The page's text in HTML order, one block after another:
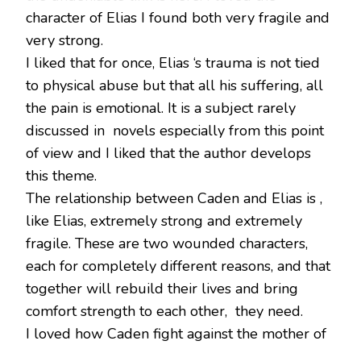
character of Elias I found both very fragile and
very strong.
I liked that for once, Elias ‘s trauma is not tied
to physical abuse but that all his suffering, all
the pain is emotional. It is a subject rarely
discussed in novels especially from this point
of view and I liked that the author develops
this theme.
The relationship between Caden and Elias is ,
like Elias, extremely strong and extremely
fragile. These are two wounded characters,
each for completely different reasons, and that
together will rebuild their lives and bring
comfort strength to each other, they need.
I loved how Caden fight against the mother of